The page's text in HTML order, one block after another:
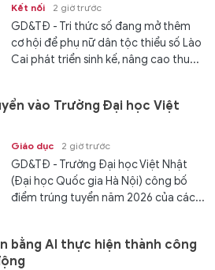
Kết nối 2 giờ trước
GD&TĐ - Tri thức số đang mở thêm
cơ hội để phụ nữ dân tộc thiểu số Lào
Cai phát triển sinh kế, nâng cao thu...
vào Trường Đại học Việt
Giáo dục 2 giờ trước
GD&TĐ - Trường Đại học Việt Nhật
(Đại học Quốc gia Hà Nội) công bố
điểm trúng tuyển năm 2026 của các...
bằng AI thực hiện thành công